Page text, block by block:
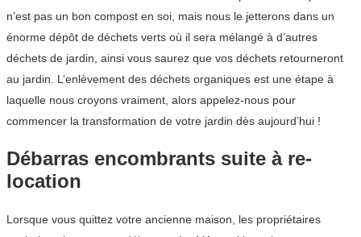
n’est pas un bon compost en soi, mais nous le jetterons dans un
énorme dépôt de déchets verts où il sera mélangé à d’autres
déchets de jardin, ainsi vous saurez que vos déchets retourneront
au jardin. L’enlèvement des déchets organiques est une étape à
laquelle nous croyons vraiment, alors appelez-nous pour
commencer la transformation de votre jardin dès aujourd’hui !
Débarras encombrants suite à re-
location
Lorsque vous quittez votre ancienne maison, les propriétaires